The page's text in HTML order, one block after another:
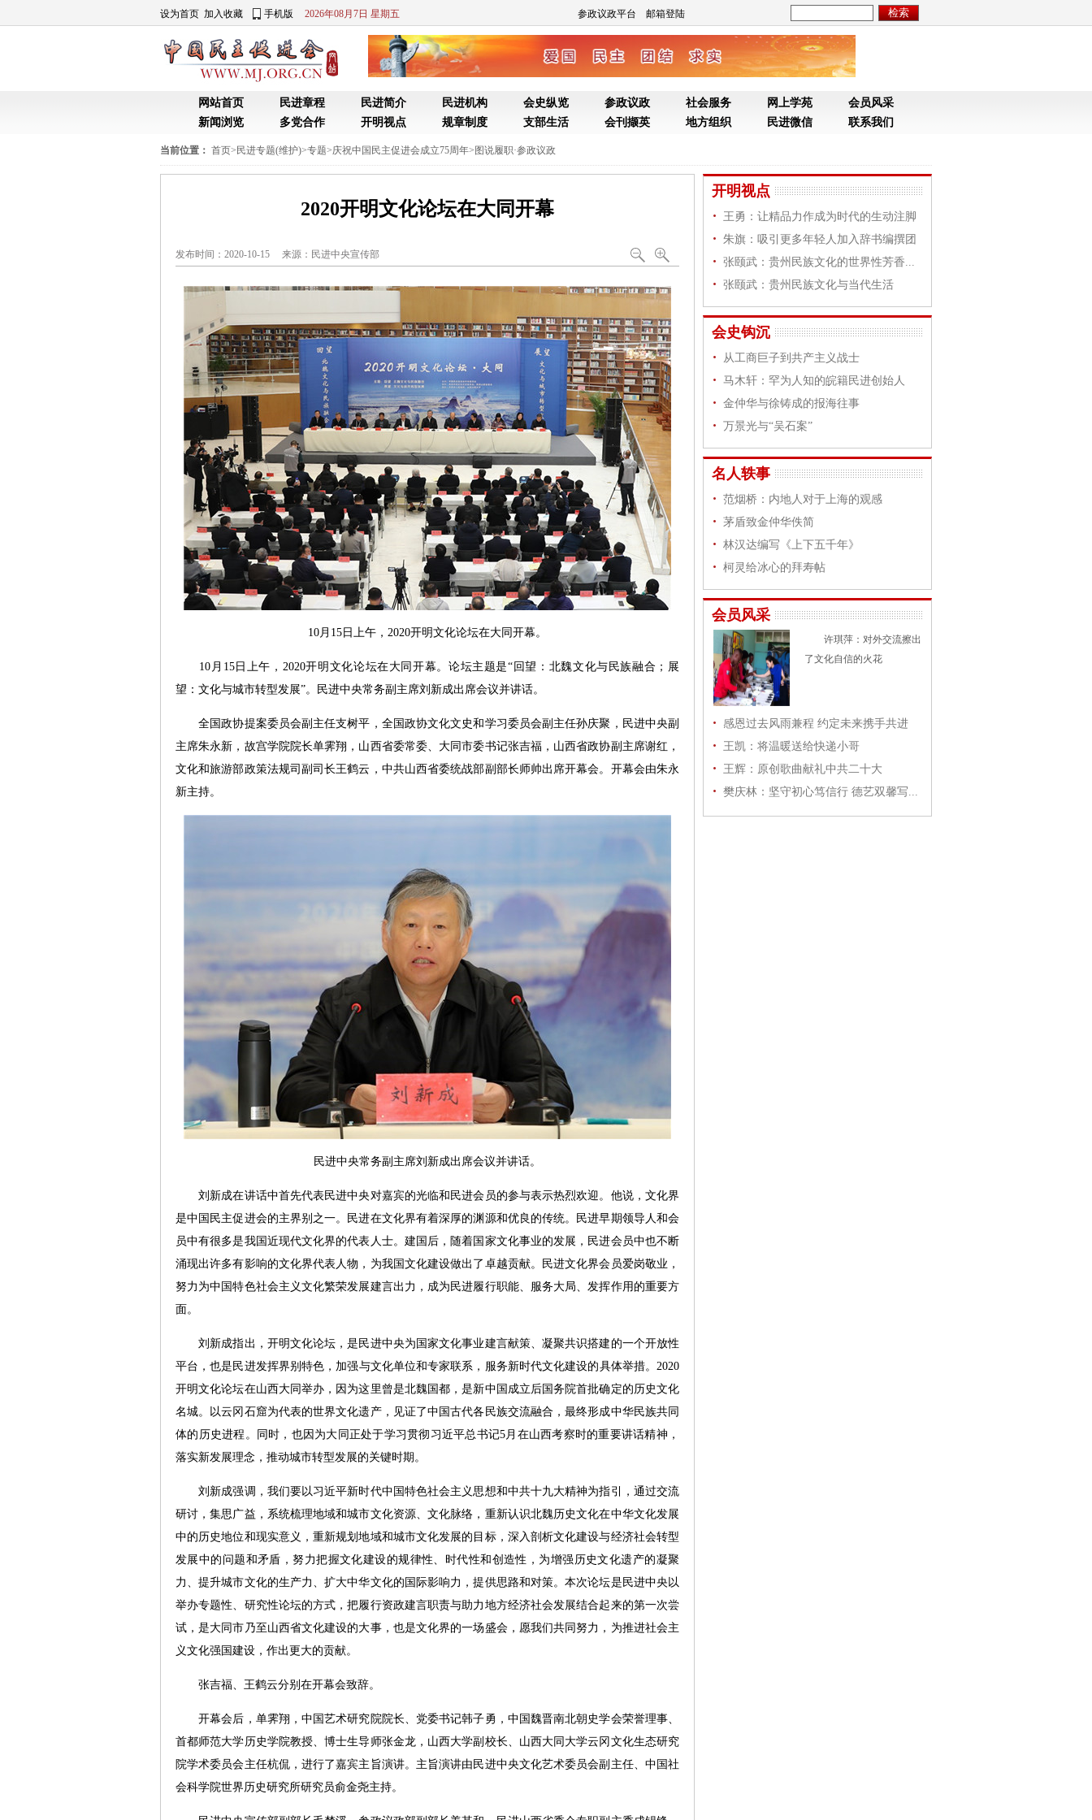
设为首页 加入收藏 手机版 2026年08月7日 星期五 参政议政平台 邮箱登陆
网站首页 民进章程 民进简介 民进机构 会史纵览 参政议政 社会服务 网上学苑
会员风采
新闻浏览
多党合作 开明视点 规章制度 支部生活 会刊撷英 地方组织 民进微信 联系我们
当前位置： 首页> 民进专题(维护)>专题>庆祝中国民主促进会成立75周年> 图说履职·参政议政
2020开明文化论坛在大同开幕
发布时间：2020-10-15 来源： 民进中央宣传部
10月15日上午，2020开明文化论坛在大同开幕。
10月15日上午，2020开明文化论坛在大同开幕。论坛主题是“回望：北魏文化与民族融合；展
望：文化与城市转型发展”。民进中央常务副主席刘新成出席会议并讲话。
全国政协提案委员会副主任支树平，全国政协文化文史和学习委员会副主任孙庆聚，民进中央副
主席朱永新，故宫学院院长单霁翔，山西省委常委、大同市委书记张吉福，山西省政协副主席谢红，
文化和旅游部政策法规司副司长王鹤云，中共山西省委统战部副部长师帅出席开幕会。开幕会由朱永
新主持。
民进中央常务副主席刘新成出席会议并讲话。
刘新成在讲话中首先代表民进中央对嘉宾的光临和民进会员的参与表示热烈欢迎。他说，文化界
是中国民主促进会的主界别之一。民进在文化界有着深厚的渊源和优良的传统。民进早期领导人和会
员中有很多是我国近现代文化界的代表人士。建国后，随着国家文化事业的发展，民进会员中也不断
涌现出许多有影响的文化界代表人物，为我国文化建设做出了卓越贡献。民进文化界会员爱岗敬业，
努力为中国特色社会主义文化繁荣发展建言出力，成为民进履行职能、服务大局、发挥作用的重要方
面。
刘新成指出，开明文化论坛，是民进中央为国家文化事业建言献策、凝聚共识搭建的一个开放性
平台，也是民进发挥界别特色，加强与文化单位和专家联系，服务新时代文化建设的具体举措。2020
开明文化论坛在山西大同举办，因为这里曾是北魏国都，是新中国成立后国务院首批确定的历史文化
名城。以云冈石窟为代表的世界文化遗产，见证了中国古代各民族交流融合，最终形成中华民族共同
体的历史进程。同时，也因为大同正处于学习贯彻习近平总书记5月在山西考察时的重要讲话精神，
落实新发展理念，推动城市转型发展的关键时期。
刘新成强调，我们要以习近平新时代中国特色社会主义思想和中共十九大精神为指引，通过交流
研讨，集思广益，系统梳理地域和城市文化资源、文化脉络，重新认识北魏历史文化在中华文化发展
中的历史地位和现实意义，重新规划地域和城市文化发展的目标，深入剖析文化建设与经济社会转型
发展中的问题和矛盾，努力把握文化建设的规律性、时代性和创造性，为增强历史文化遗产的凝聚
力、提升城市文化的生产力、扩大中华文化的国际影响力，提供思路和对策。本次论坛是民进中央以
举办专题性、研究性论坛的方式，把履行资政建言职责与助力地方经济社会发展结合起来的第一次尝
试，是大同市乃至山西省文化建设的大事，也是文化界的一场盛会，愿我们共同努力，为推进社会主
义文化强国建设，作出更大的贡献。
张吉福、王鹤云分别在开幕会致辞。
开幕会后，单霁翔，中国艺术研究院院长、党委书记韩子勇，中国魏晋南北朝史学会荣誉理事、
首都师范大学历史学院教授、博士生导师张金龙，山西大学副校长、山西大同大学云冈文化生态研究
院学术委员会主任杭侃，进行了嘉宾主旨演讲。主旨演讲由民进中央文化艺术委员会副主任、中国社
会科学院世界历史研究所研究员俞金尧主持。
开明视点
王勇：让精品力作成为时代的生动注脚
朱旗：吸引更多年轻人加入辞书编撰团
队张颐武：贵州民族文化的世界性芳香...
张颐武：贵州民族文化与当代生活
会史钩沉
从工商巨子到共产主义战士
马木轩：罕为人知的皖籍民进创始人
金仲华与徐铸成的报海往事
万景光与“吴石案”
名人轶事
范烟桥：内地人对于上海的观感
茅盾致金仲华佚简
林汉达编写《上下五千年》
柯灵给冰心的拜寿帖
会员风采
许琪萍：对外交流擦出
了文化自信的火花
感恩过去风雨兼程 约定未来携手共进
王凯：将温暖送给快递小哥
王辉：原创歌曲献礼中共二十大
樊庆林：坚守初心笃信行 德艺双馨写...